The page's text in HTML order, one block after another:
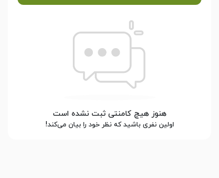
هنوز هیچ کامنتی ثبت نشده است
اولین نفری باشید که نظر خود را بیان می‌کند!